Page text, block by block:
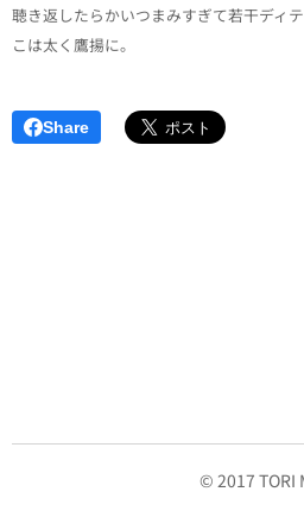
聴き返したらかいつまみすぎて若干ディ
こは太く鷹揚に。
Share
© 2017 TORI